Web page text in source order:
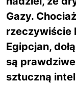
Gazy.
rzeczywiście
Egipcjan,
są
sztuczną